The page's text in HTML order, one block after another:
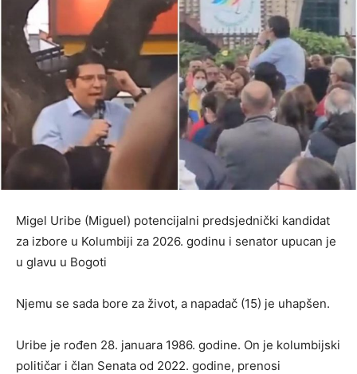
Migel Uribe (Miguel) potencijalni predsjednički kandidat
za izbore u Kolumbiji za 2026. godinu i senator upucan je
u glavu u Bogoti
Njemu se sada bore za život, a napadač (15) je uhapšen.
Uribe je rođen 28. januara 1986. godine. On je kolumbijski
političar i član Senata od 2022. godine, prenosi